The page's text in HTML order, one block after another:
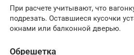
При расчете учитывают, что
подрезать. Оставшиеся кусочки
окнами или балконной дверью.
Обрешетка